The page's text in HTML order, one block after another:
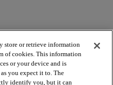
store or retrieve information
of cookies. This information
or your device and is
you expect it to. The
identify you, but it can